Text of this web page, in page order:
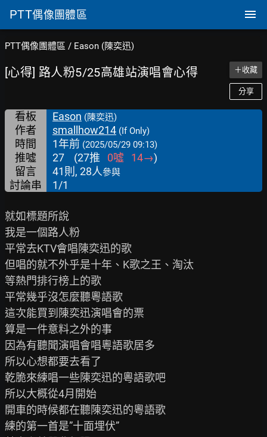
PTT偶像團體區
PTT偶像團體區 / Eason (陳奕迅)
[心得] 路人粉5/25高雄站演唱會心得 ＋收藏
分享
看板 Eason (陳奕迅)
作者 smallhow214 (If Only)
時間 1年前 (2025/05/29 09:13)
推噓 27 (27推 0噓 14→)
留言
41則, 28人參與
討論串 1/1
就如標題所說
我是一個路人粉
平常去KTV會唱陳奕迅的歌
但唱的就不外乎是十年、K歌之王、淘汰
等熱門排行榜上的歌
平常幾乎沒怎麼聽粵語歌
這次能買到陳奕迅演唱會的票
算是一件意料之外的事
因為有聽聞演唱會唱粵語歌居多
所以心想都要去看了
乾脆來練唱一些陳奕迅的粵語歌吧
所以大概從4月開始
開車的時候都在聽陳奕迅的粵語歌
練的第一首是”十面埋伏”